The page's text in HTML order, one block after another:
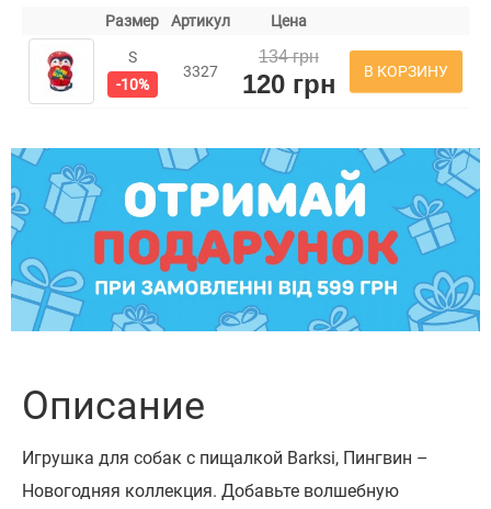
Размер Артикул Цена
S
-10%
3327
134 грн
120 грн В КОРЗИНУ
Описание
Игрушка для собак с пищалкой Barksi, Пингвин –
Новогодняя коллекция. Добавьте волшебную